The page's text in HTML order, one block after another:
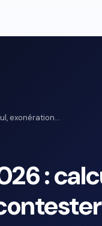
exonération...
: